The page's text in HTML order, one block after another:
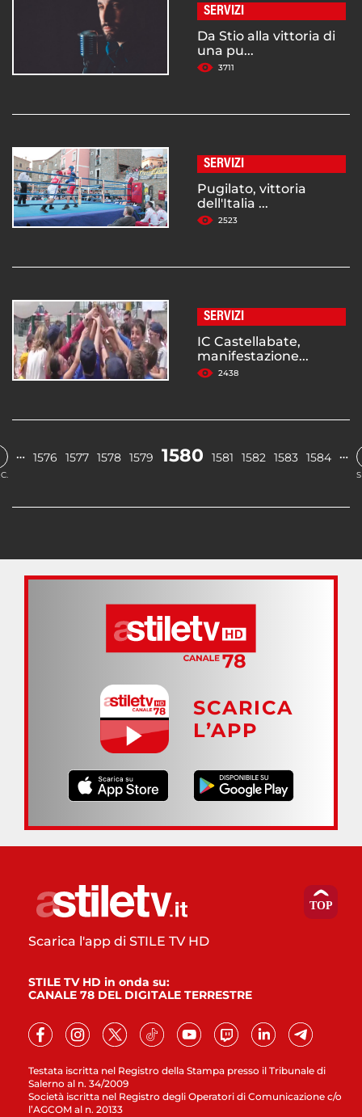
SERVIZI
Da Stio alla vittoria di
una pu...
3711
SERVIZI
Pugilato, vittoria
dell'Italia ...
2523
SERVIZI
IC Castellabate,
manifestazione...
2438
… 1576 1577 1578 1579 1580 1581 1582 1583 1584 …
SCARICA
L’APP
Testata iscritta nel Registro della Stampa presso il Tribunale di
Salerno al n. 34/2009
Società iscritta nel Registro degli Operatori di Comunicazione c/o
l’AGCOM al n. 20133
Scarica l'app di STILE TV HD
STILE TV HD in onda su:
CANALE 78 DEL DIGITALE TERRESTRE